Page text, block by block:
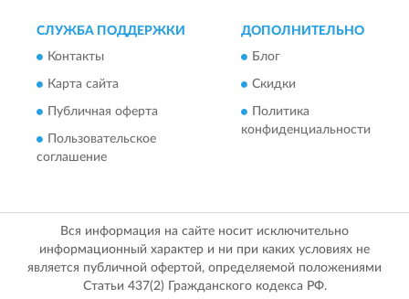
СЛУЖБА ПОДДЕРЖКИ
Контакты
Карта сайта
Публичная оферта
Пользовательское
соглашение
ДОПОЛНИТЕЛЬНО
Блог
Скидки
Политика
конфиденциальности
Вся информация на сайте носит исключительно
информационный характер и ни при каких условиях не
является публичной офертой, определяемой положениями
Статьи 437(2) Гражданского кодекса РФ.